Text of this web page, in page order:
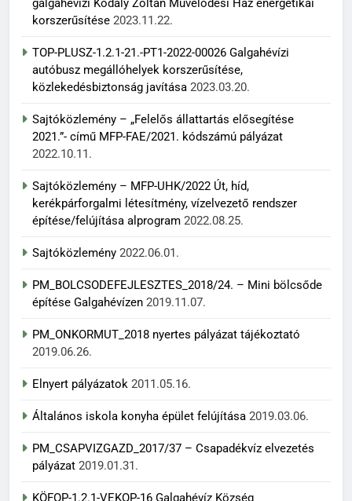
galgahévízi Kodály Zoltán Művelődési Ház energetikai
korszerűsítése 2023.11.22.
TOP-PLUSZ-1.2.1-21.-PT1-2022-00026 Galgahévízi
autóbusz megállóhelyek korszerűsítése,
közlekedésbiztonság javítása 2023.03.20.
Sajtóközlemény – „Felelős állattartás elősegítése
2021.”- című MFP-FAE/2021. kódszámú pályázat
2022.10.11.
Sajtóközlemény – MFP-UHK/2022 Út, híd,
kerékpárforgalmi létesítmény, vízelvezető rendszer
építése/felújítása alprogram 2022.08.25.
Sajtóközlemény 2022.06.01.
PM_BOLCSODEFEJLESZTES_2018/24. – Mini bölcsőde
építése Galgahévízen 2019.11.07.
PM_ONKORMUT_2018 nyertes pályázat tájékoztató
2019.06.26.
Elnyert pályázatok 2011.05.16.
Általános iskola konyha épület felújítása 2019.03.06.
PM_CSAPVIZGAZD_2017/37 – Csapadékvíz elvezetés
pályázat 2019.01.31.
KÖFOP-1.2.1-VEKOP-16 Galgahévíz Község